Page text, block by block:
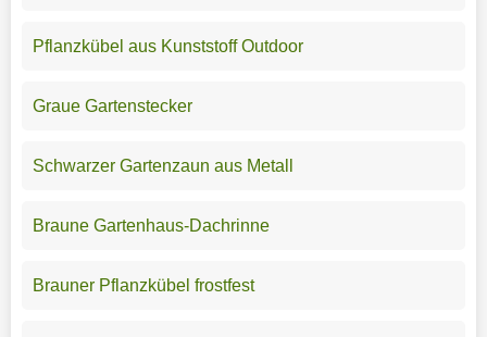
Pflanzkübel aus Kunststoff Outdoor
Graue Gartenstecker
Schwarzer Gartenzaun aus Metall
Braune Gartenhaus-Dachrinne
Brauner Pflanzkübel frostfest